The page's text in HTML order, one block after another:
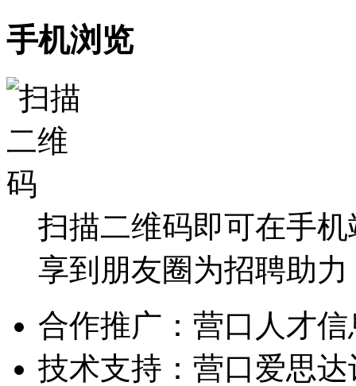
手机浏览
扫描二维码即可在手
享到朋友圈为招聘助力
合作推广：营口人才
技术支持：营口爱思